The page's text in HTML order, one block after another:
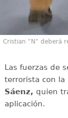
Cristian "N" deberá
Las fuerzas de
terrorista con la
Sáenz, quien
aplicación.